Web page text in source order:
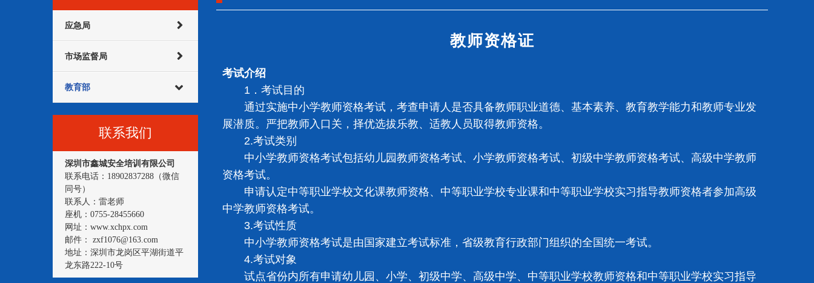
应急局
市场监督局
教育部
联系我们
深圳市鑫城安全培训有限公司
联系电话：18902837288（微信
同号）
联系人：雷老师
座机：0755-28455660
网址：www.xchpx.com
邮件： zxf1076@163.com
地址：深圳市龙岗区平湖街道平
龙东路222-10号
教师资格证
考试介绍
1．考试目的
通过实施中小学教师资格考试，考查申请人是否具备教师职业道德、基本素养、教育教学能力和教师专业发
展潜质。严把教师入口关，择优选拔乐教、适教人员取得教师资格。
2.考试类别
中小学教师资格考试包括幼儿园教师资格考试、小学教师资格考试、初级中学教师资格考试、高级中学教师
资格考试。
申请认定中等职业学校文化课教师资格、中等职业学校专业课和中等职业学校实习指导教师资格者参加高级
中学教师资格考试。
3.考试性质
中小学教师资格考试是由国家建立考试标准，省级教育行政部门组织的全国统一考试。
4.考试对象
试点省份内所有申请幼儿园、小学、初级中学、高级中学、中等职业学校教师资格和中等职业学校实习指导